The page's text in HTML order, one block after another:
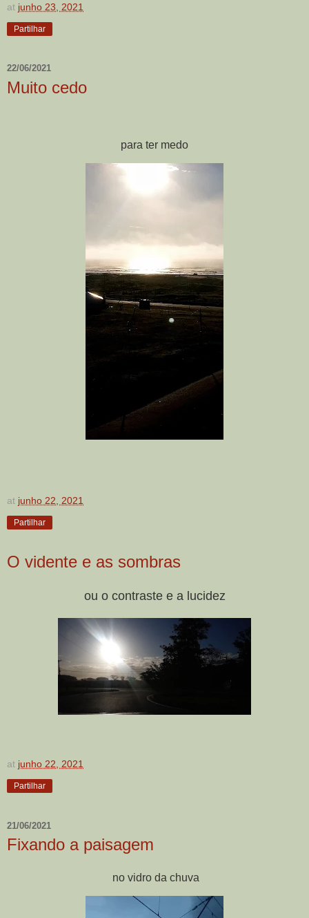
at junho 23, 2021
Partilhar
22/06/2021
Muito cedo
para ter medo
at junho 22, 2021
Partilhar
O vidente e as sombras
ou o contraste e a lucidez
at junho 22, 2021
Partilhar
21/06/2021
Fixando a paisagem
no vidro da chuva